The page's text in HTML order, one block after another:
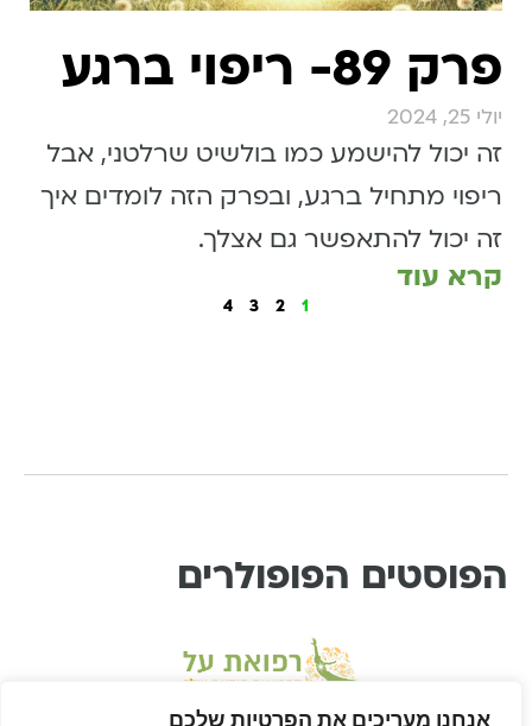
אנחנו מעריכים את הפרטיות שלכם
פרק 89- ריפוי ברגע
יולי 25, 2024
זה יכול להישמע כמו בולשיט שרלטני, אבל
ריפוי מתחיל ברגע, ובפרק הזה לומדים איך
זה יכול להתאפשר גם אצלך.
קרא עוד
1
2
3
4
הפוסטים הפופולרים